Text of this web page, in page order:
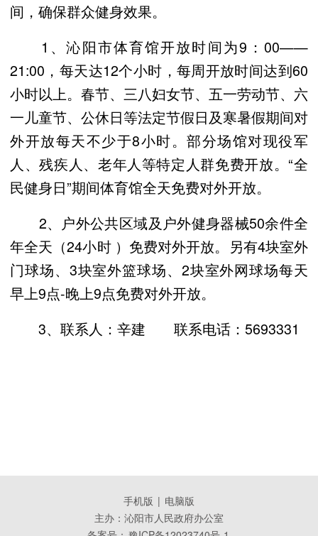
间，确保群众健身效果。
1、沁阳市体育馆开放时间为9：00——
21:00，每天达12个小时，每周开放时间达到60
小时以上。春节、三八妇女节、五一劳动节、六
一儿童节、公休日等法定节假日及寒暑假期间对
外开放每天不少于8小时。部分场馆对现役军
人、残疾人、老年人等特定人群免费开放。“全
民健身日”期间体育馆全天免费对外开放。
2、户外公共区域及户外健身器械50余件全
年全天（24小时 ）免费对外开放。另有4块室外
门球场、3块室外篮球场、2块室外网球场每天
早上9点-晚上9点免费对外开放。
3、联系人：辛建 联系电话：5693331
手机版 | 电脑版
主办：沁阳市人民政府办公室